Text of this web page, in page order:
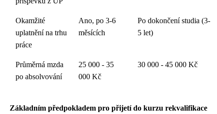
Okamžité
uplatnění na trhu
práce
Ano, po 3-6
měsících
Po dokončení studia (3-
5 let)
Průměrná mzda
po absolvování
25 000 - 35
000 Kč
30 000 - 45 000 Kč
Základním předpokladem pro přijetí do kurzu rekvalifikace